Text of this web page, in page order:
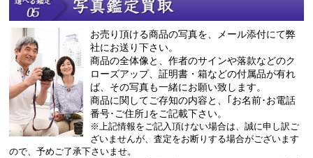
お売り頂ける商品の写真を、メール添付にて弊
社にお送り下さい。
商品の全体像と、作者のサインや落款などのク
ローズアップ、証明書・箱などの付属品が有れ
ば、その写真も一緒にお願い致します。
商品に関してご存知の内容と、｢お名前･お電話
番号･ご住所｣をご記載下さい。
※上記情報をご記入頂けない場合は、誠に申し訳ご
ざいませんが、査定をお断りする場合がございます
ので、予めご了承下さいませ。